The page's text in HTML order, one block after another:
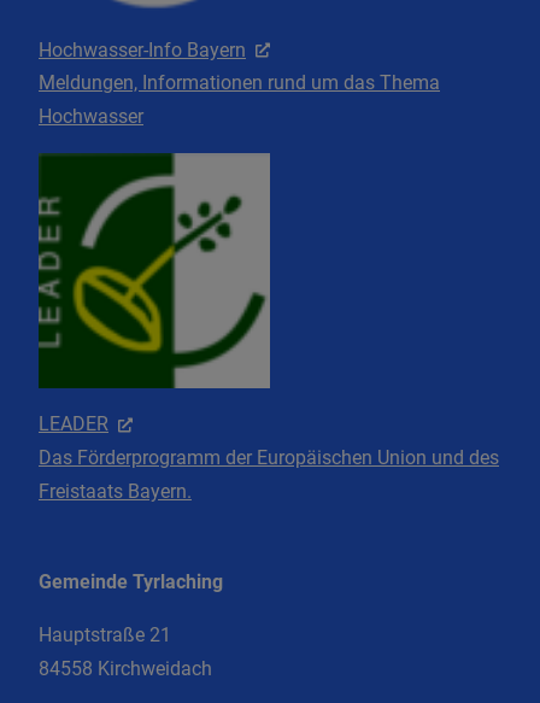
Hochwasser-Info Bayern
Meldungen, Informationen rund um das Thema
Hochwasser
LEADER
Das Förderprogramm der Europäischen Union und des
Freistaats Bayern.
Gemeinde Tyrlaching
Hauptstraße 21
84558 Kirchweidach